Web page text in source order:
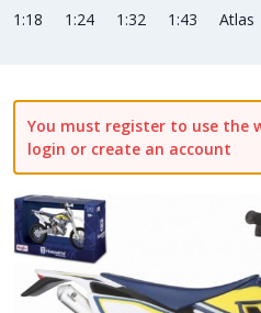
1:18 1:24 1:32 1:43 Atlas
You must register to use the
login or create an account